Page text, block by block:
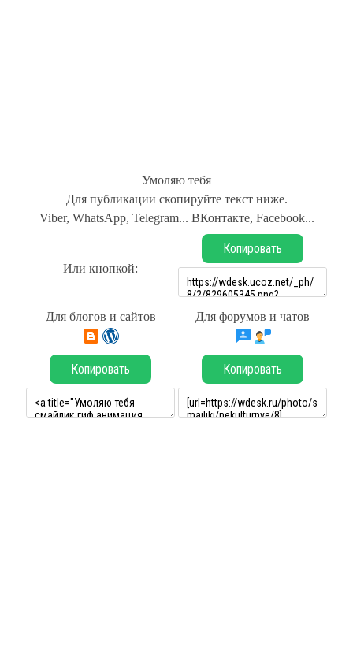
Умоляю тебя
Для публикации скопируйте текст ниже.
Viber, WhatsApp, Telegram... ВКонтакте, Facebook...
Или кнопкой:
Копировать
Для блогов и сайтов Для форумов и чатов
Копировать Копировать